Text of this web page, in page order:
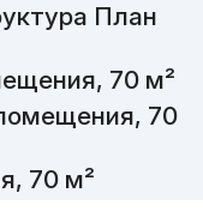
План
70 м²
70
70 м²